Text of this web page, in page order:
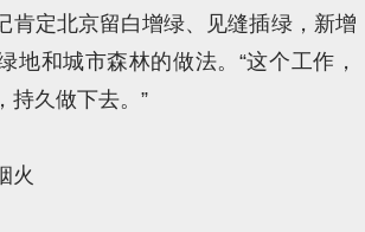
肯定北京留白增绿、见缝插绿，新增
地和城市森林的做法。“这个工作，
持久做下去。”
火